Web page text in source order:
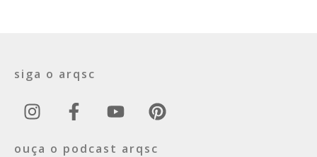
siga o arqsc
ouça o podcast arqsc